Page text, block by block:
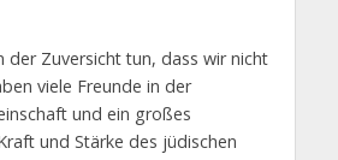
der Zuversicht tun, dass wir nicht
viele Freunde in der
und ein großes
und Stärke des jüdischen